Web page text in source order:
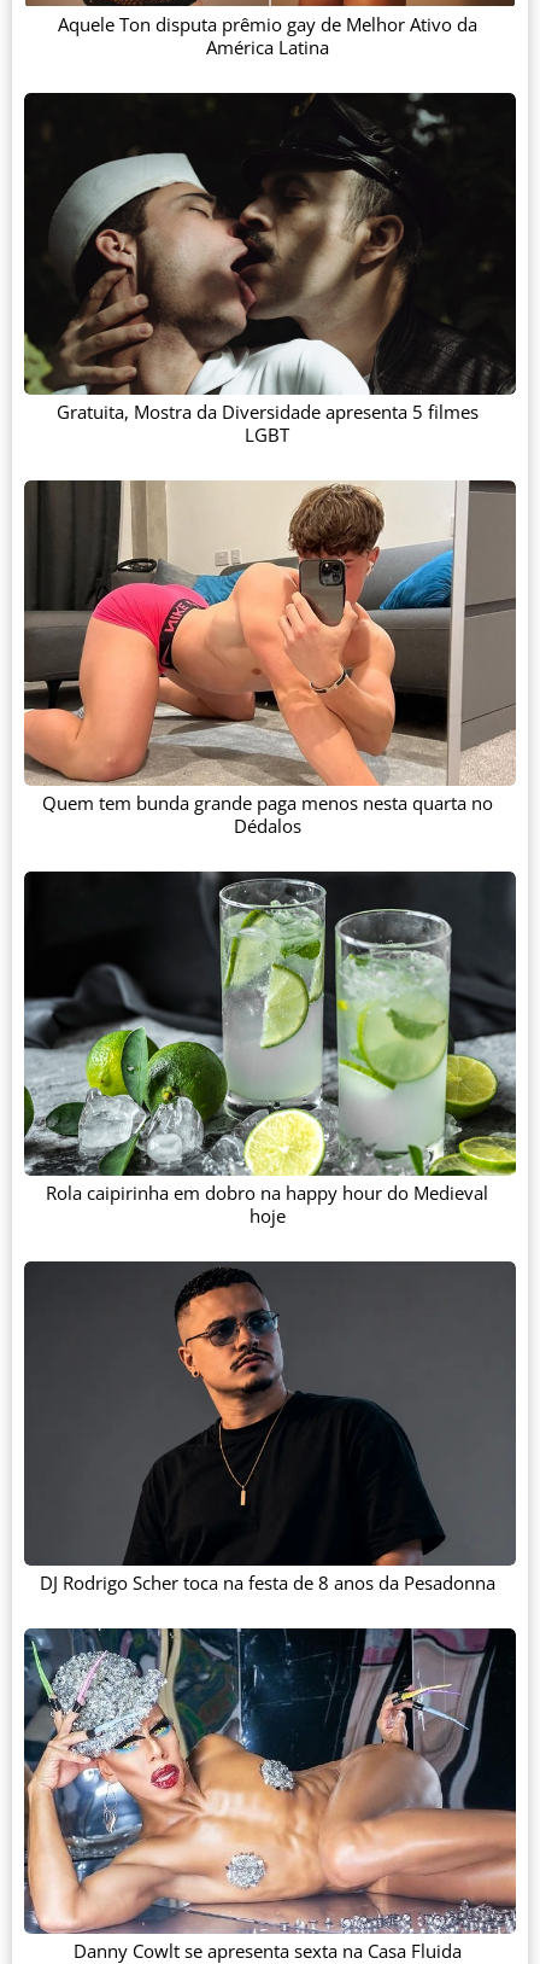
Aquele Ton disputa prêmio gay de Melhor Ativo da
América Latina
Gratuita, Mostra da Diversidade apresenta 5 filmes
LGBT
Quem tem bunda grande paga menos nesta quarta no
Dédalos
Rola caipirinha em dobro na happy hour do Medieval
hoje
DJ Rodrigo Scher toca na festa de 8 anos da Pesadonna
Danny Cowlt se apresenta sexta na Casa Fluida